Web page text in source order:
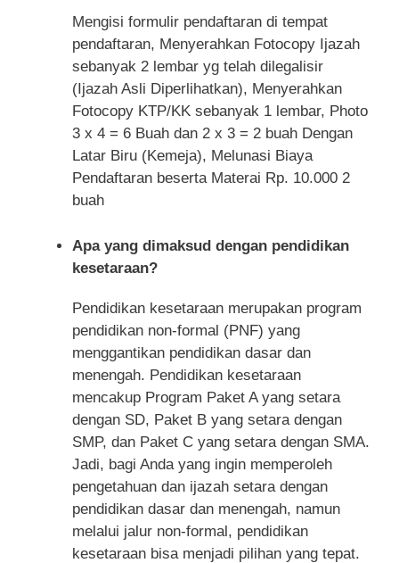
Mengisi formulir pendaftaran di tempat
pendaftaran, Menyerahkan Fotocopy Ijazah
sebanyak 2 lembar yg telah dilegalisir
(Ijazah Asli Diperlihatkan), Menyerahkan
Fotocopy KTP/KK sebanyak 1 lembar, Photo
3 x 4 = 6 Buah dan 2 x 3 = 2 buah Dengan
Latar Biru (Kemeja), Melunasi Biaya
Pendaftaran beserta Materai Rp. 10.000 2
buah
Apa yang dimaksud dengan pendidikan
kesetaraan?
Pendidikan kesetaraan merupakan program
pendidikan non-formal (PNF) yang
menggantikan pendidikan dasar dan
menengah. Pendidikan kesetaraan
mencakup Program Paket A yang setara
dengan SD, Paket B yang setara dengan
SMP, dan Paket C yang setara dengan SMA.
Jadi, bagi Anda yang ingin memperoleh
pengetahuan dan ijazah setara dengan
pendidikan dasar dan menengah, namun
melalui jalur non-formal, pendidikan
kesetaraan bisa menjadi pilihan yang tepat.